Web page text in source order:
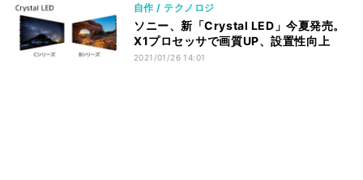
自作 / テクノロジ
ソニー、新「Crystal LED」今夏発売。
X1プロセッサで画質UP、設置性向上
2021/01/26 14:01